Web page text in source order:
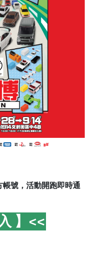
帳號，活動開跑即時通
】<<